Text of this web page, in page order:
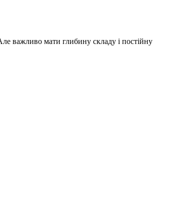
важливо мати глибину складу і постійну